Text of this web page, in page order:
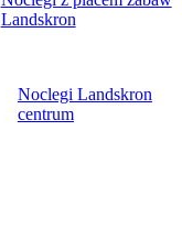
Landskron
Noclegi Landskron
centrum